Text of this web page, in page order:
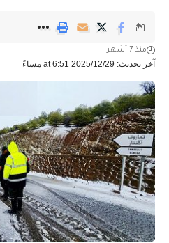
آخر تحديث: 2025/12/29 at 6:51 مساءً
منذ 7 أشهر